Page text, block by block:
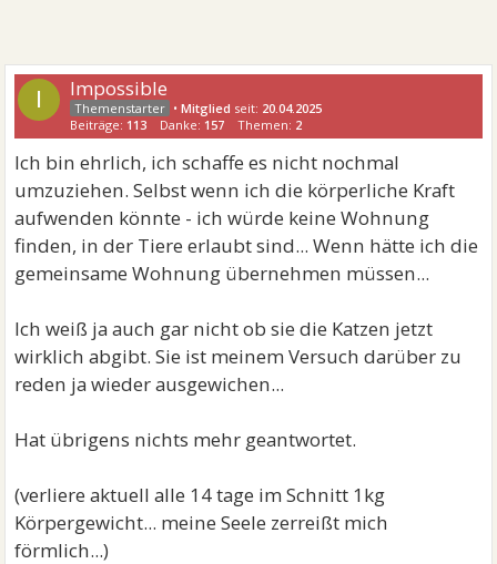
I Impossible
•Mitglied seit: 20.04.2025
Beiträge: 113 Danke: 157 Themen: 2
Ich bin ehrlich, ich schaffe es nicht nochmal
umzuziehen. Selbst wenn ich die körperliche Kraft
aufwenden könnte - ich würde keine Wohnung
finden, in der Tiere erlaubt sind... Wenn hätte ich die
gemeinsame Wohnung übernehmen müssen...
Ich weiß ja auch gar nicht ob sie die Katzen jetzt
wirklich abgibt. Sie ist meinem Versuch darüber zu
reden ja wieder ausgewichen...
Hat übrigens nichts mehr geantwortet.
(verliere aktuell alle 14 tage im Schnitt 1kg
Körpergewicht... meine Seele zerreißt mich
förmlich...)